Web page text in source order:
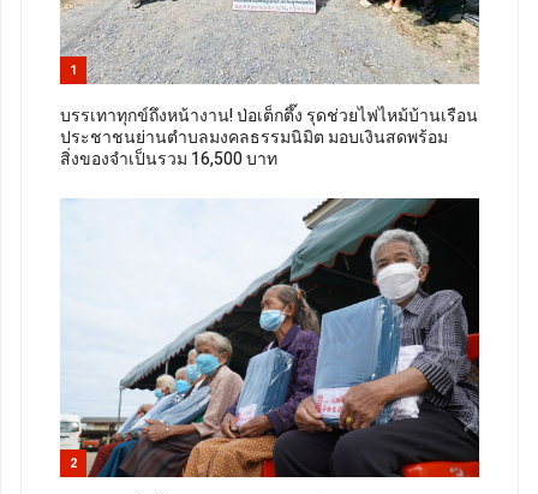
1
บรรเทาทุกข์ถึงหน้างาน! ป่อเต็กตึ๊ง รุดช่วยไฟไหม้บ้านเรือน
ประชาชนย่านตำบลมงคลธรรมนิมิต มอบเงินสดพร้อม
สิ่งของจำเป็นรวม 16,500 บาท
2